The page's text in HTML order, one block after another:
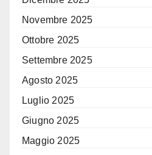
Novembre 2025
Ottobre 2025
Settembre 2025
Agosto 2025
Luglio 2025
Giugno 2025
Maggio 2025